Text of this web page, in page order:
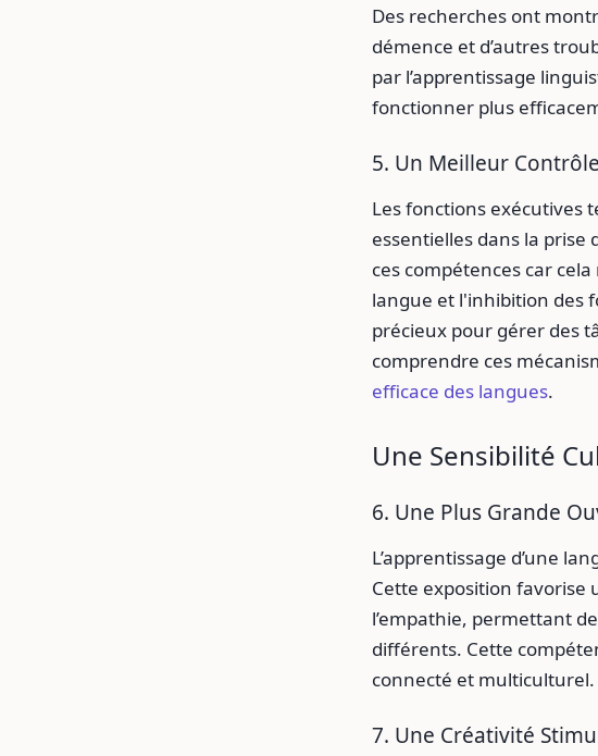
Des recherches ont
démence et d’autres
par l’apprentissage
fonctionner plus
5. Un Meilleur
Les fonctions exécutives
essentielles dans la
ces compétences car
langue et l'inhibition des
précieux pour gérer des
comprendre ces
efficace des langues.
Une Sensibilité
6. Une Plus Grande
L’apprentissage d’une
Cette exposition favorise
l’empathie, permettant
différents. Cette
connecté et multiculturel.
7. Une Créativité